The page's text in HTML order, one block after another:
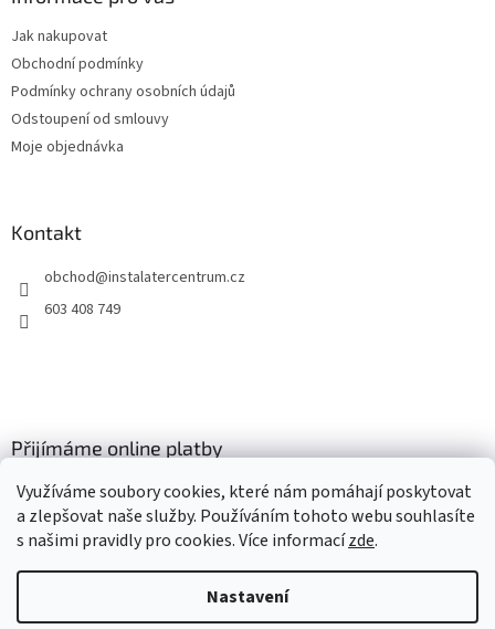
Využíváme soubory cookies, které nám pomáhají poskytovat
a zlepšovat naše služby. Používáním tohoto webu souhlasíte
s našimi pravidly pro cookies. Více informacízde.
Nastavení
Jak nakupovat
Obchodní podmínky
Podmínky ochrany osobních údajů
Odstoupení od smlouvy
Moje objednávka
Kontakt
obchod@instalatercentrum.cz
603 408 749
Přijímáme online platby
Vytvořil Shoptet